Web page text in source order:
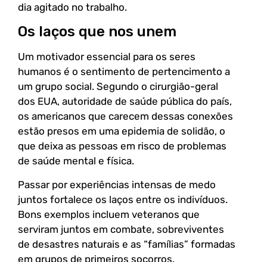
dia agitado no trabalho.
Os laços que nos unem
Um motivador essencial para os seres
humanos é o sentimento de pertencimento a
um grupo social. Segundo o cirurgião-geral
dos EUA, autoridade de saúde pública do país,
os americanos que carecem dessas conexões
estão presos em uma epidemia de solidão, o
que deixa as pessoas em risco de problemas
de saúde mental e física.
Passar por experiências intensas de medo
juntos fortalece os laços entre os indivíduos.
Bons exemplos incluem veteranos que
serviram juntos em combate, sobreviventes
de desastres naturais e as “famílias” formadas
em grupos de primeiros socorros.